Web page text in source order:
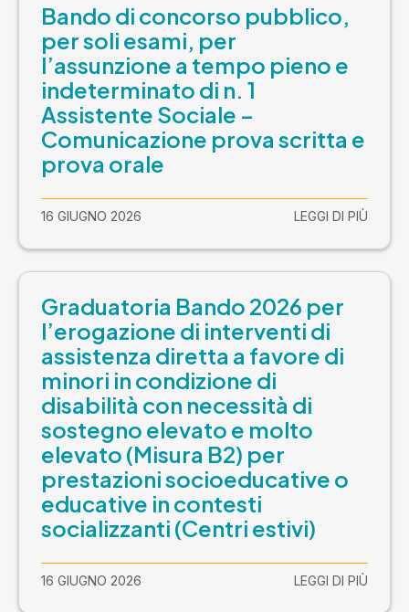
Bando di concorso pubblico,
per soli esami, per
l’assunzione a tempo pieno e
indeterminato di n. 1
Assistente Sociale –
Comunicazione prova scritta e
prova orale
16 GIUGNO 2026 LEGGI DI PIÙ
Graduatoria Bando 2026 per
l’erogazione di interventi di
assistenza diretta a favore di
minori in condizione di
disabilità con necessità di
sostegno elevato e molto
elevato (Misura B2) per
prestazioni socioeducative o
educative in contesti
socializzanti (Centri estivi)
16 GIUGNO 2026 LEGGI DI PIÙ